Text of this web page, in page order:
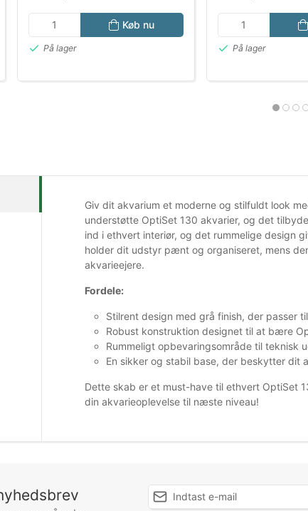
Køb nu
På lager På lager
Giv dit akvarium et moderne og stilfuldt look
understøtte OptiSet 130 akvarier, og det
ind i ethvert interiør, og det rummelige design
holder dit udstyr pænt og organiseret, mens
akvarieejere.
Fordele:
Stilrent design med grå finish, der passer
Robust konstruktion designet til at bære
Rummeligt opbevaringsområde til teknisk
En sikker og stabil base, der beskytter dit
Dette skab er et must-have til ethvert OptiSet
din akvarieoplevelse til næste niveau!